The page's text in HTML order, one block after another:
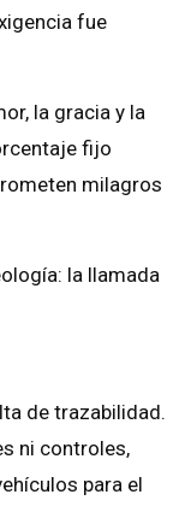
fue
la gracia y la
fijo
milagros
la llamada
de trazabilidad.
ni controles,
para el